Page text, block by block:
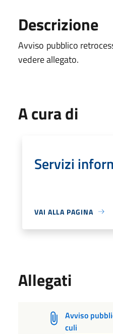
Descrizione
Avviso pubblico
vedere allegato.
A cura di
Servizi
VAI ALLA PAGINA
Allegati
Avviso
culi